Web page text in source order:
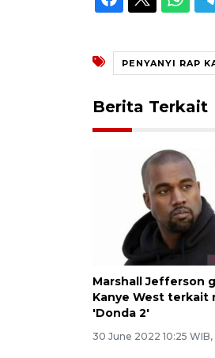
PENYANYI RAP
Berita Terkait
Marshall Jefferson
Kanye West terkait
'Donda 2'
30 June 2022 10:25